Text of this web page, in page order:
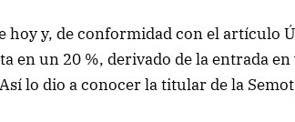
hoy y, de conformidad con el artículo
en un 20 %, derivado de la entrada
lo dio a conocer la titular de la